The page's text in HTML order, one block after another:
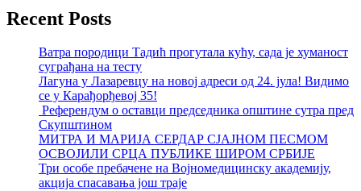
Recent Posts
Ватра породици Тадић прогутала кућу, сада је хуманост
суграђана на тесту
Лагуна у Лазаревцу на новој адреси од 24. јула! Видимо
се у Карађорђевој 35!
Референдум о оставци председника општине сутра пред
Скупштином
МИТРА И МАРИЈА СЕРДАР СЈАЈНОМ ПЕСМОМ
ОСВОЈИЛИ СРЦА ПУБЛИКЕ ШИРОМ СРБИЈЕ
Три особе пребачене на Војномедицинску академију,
акција спасавања још траје